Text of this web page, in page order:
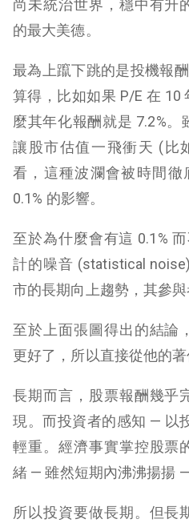
尚未統治世界，穩中有升
的最大美德。
最為上躥下跳的是投機報
算得，比如如果 P/E 在 10
麼其年化報酬就是 7.2%
讓股市估值一飛衝天 (比
看，這種波瀾會被時間
0.1% 的影響。
至於為什麼會有這 0.1%
計的噪音 (statistical
市的長期向上趨勢，其參與
至於上面張圖得出的結論
更好了，所以直接從他的著
長期而言，股票報酬幾乎
現。而投資者的感知 — 以
輕重。經濟事實掌控股票
緒 — 雖然短期內沸沸揚揚
所以投資要做長期。但長